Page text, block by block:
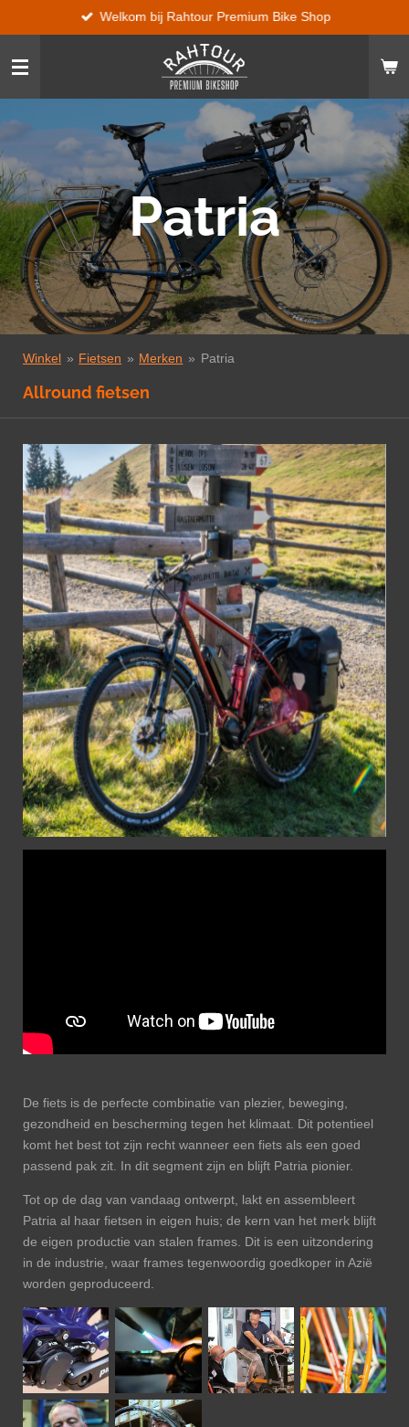
direct
naar
hoofdinhoud
Welkom bij Rahtour Premium Bike Shop
Patria
Winkel » Fietsen » Merken » Patria
Allround fietsen
De fiets is de perfecte combinatie van plezier, beweging,
gezondheid en bescherming tegen het klimaat. Dit potentieel
komt het best tot zijn recht wanneer een fiets als een goed
passend pak zit. In dit segment zijn en blijft Patria pionier.
Tot op de dag van vandaag ontwerpt, lakt en assembleert
Patria al haar fietsen in eigen huis; de kern van het merk blijft
de eigen productie van stalen frames. Dit is een uitzondering
in de industrie, waar frames tegenwoordig goedkoper in Azië
worden geproduceerd.